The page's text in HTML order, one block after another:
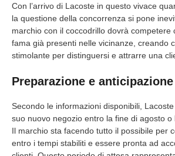
Con l’arrivo di Lacoste in questo vivace
la questione della concorrenza si pone
marchio con il coccodrillo dovrà competere
fama già presenti nelle vicinanze, creando
stimolante per distinguersi e attrarre una
Preparazione e anticipazione
Secondo le informazioni disponibili,
suo nuovo negozio entro la fine di agosto o
Il marchio sta facendo tutto il possibile per
entro i tempi stabiliti e essere pronta ad